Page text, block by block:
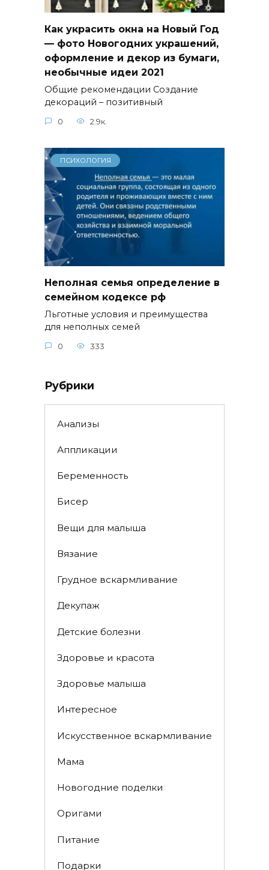
Как украсить окна на Новый Год
— фото Новогодних украшений,
оформление и декор из бумаги,
необычные идеи 2021
Общие рекомендации Создание
декораций – позитивный
0 2.9к.
ПСИХОЛОГИЯ
Неполная семья определение в
семейном кодексе рф
Льготные условия и преимущества
для неполных семей
0 333
Рубрики
Анализы
Аппликации
Беременность
Бисер
Вещи для малыша
Вязание
Грудное вскармливание
Декупаж
Детские болезни
Здоровье и красота
Здоровье малыша
Интересное
Искусственное вскармливание
Мама
Новогодние поделки
Оригами
Питание
Подарки